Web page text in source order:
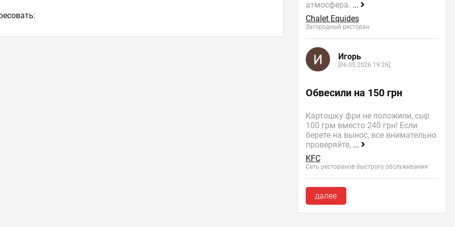
- Жилянская
атмосфера. ...
Chalet Equides
Загородный ресторан
Игорь
[06.05.2026 19:26]
Обвесили на 150 грн
Картошку фри не положили, сыр
100 грм вместо 240 грн! Если
берете на вынос, все внимательно
проверяйте, ...
KFC
Сеть ресторанов быстрого обслуживания
далее